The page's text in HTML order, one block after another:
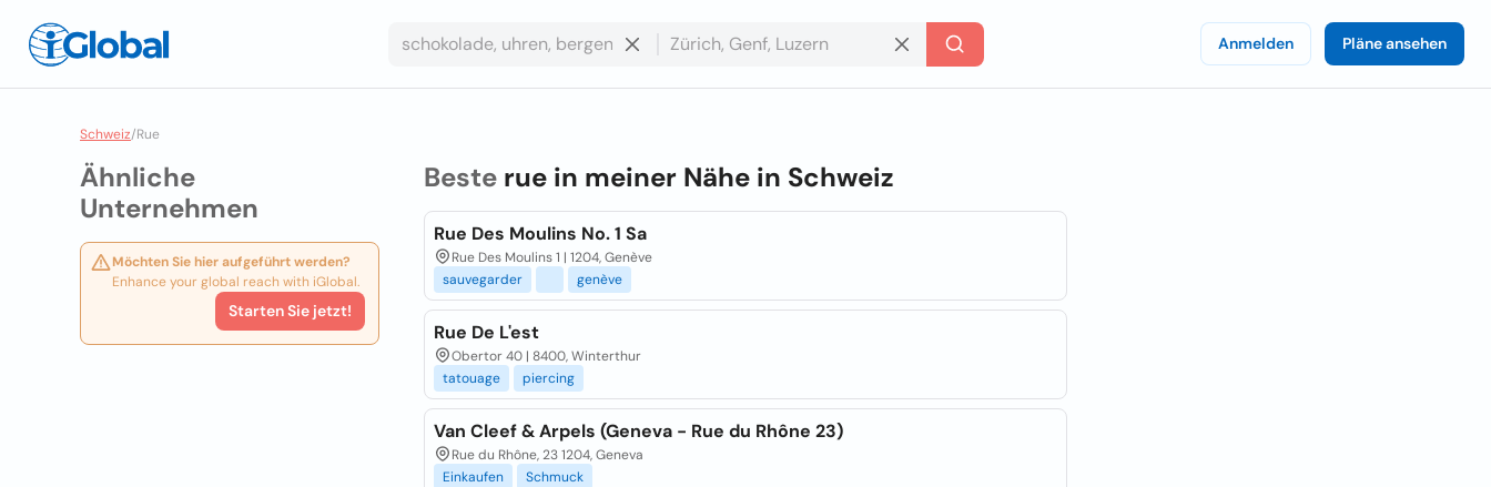
Anmelden Pläne ansehen
Schweiz/Rue
Ähnliche
Unternehmen
Möchten Sie hier aufgeführt werden?
Enhance your global reach with iGlobal.
Starten Sie jetzt!
Beste rue in meiner Nähe in Schweiz
Rue Des Moulins No. 1 Sa
Rue Des Moulins 1 | 1204, Genève
sauvegarder
genève
Rue De L'est
Obertor 40 | 8400, Winterthur
tatouage
piercing
Van Cleef & Arpels (Geneva - Rue du Rhône 23)
Rue du Rhône, 23 1204, Geneva
Einkaufen
Schmuck